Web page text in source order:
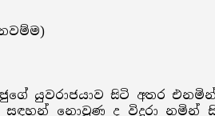
යුවරාජයාව සිටි අතර
සඳහන් නොවුණ ද විදුරා නමින්